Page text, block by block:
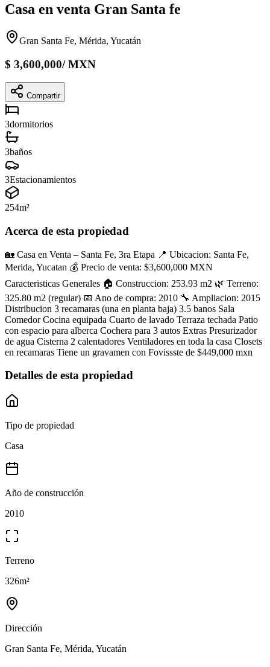
Casa en venta Gran Santa fe
Gran Santa Fe, Mérida, Yucatán
$ 3,600,000/MXN
Compartir
3dormitorios
3baños
3Estacionamientos
254m²
Acerca de esta propiedad
🏡 Casa en Venta – Santa Fe, 3ra Etapa 📍 Ubicacion: Santa Fe,
Merida, Yucatan 💰 Precio de venta: $3,600,000 MXN
Caracteristicas Generales 🏠 Construccion: 253.93 m2 🌿 Terreno:
325.80 m2 (regular) 📅 Ano de compra: 2010 🔧 Ampliacion: 2015
Distribucion 3 recamaras (una en planta baja) 3.5 banos Sala
Comedor Cocina equipada Cuarto de lavado Terraza techada Patio
con espacio para alberca Cochera para 3 autos Extras Presurizador
de agua Cisterna 2 calentadores Ventiladores en toda la casa Closets
en recamaras Tiene un gravamen con Fovissste de $449,000 mxn
Detalles de esta propiedad
Tipo de propiedad
Casa
Año de construcción
2010
Terreno
326m²
Dirección
Gran Santa Fe, Mérida, Yucatán